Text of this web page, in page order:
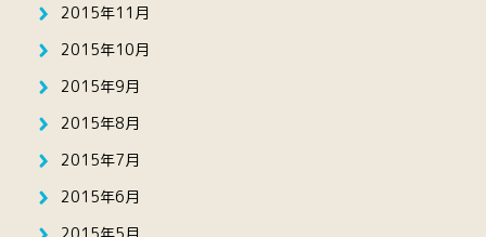
2015年11月
2015年10月
2015年9月
2015年8月
2015年7月
2015年6月
2015年5月